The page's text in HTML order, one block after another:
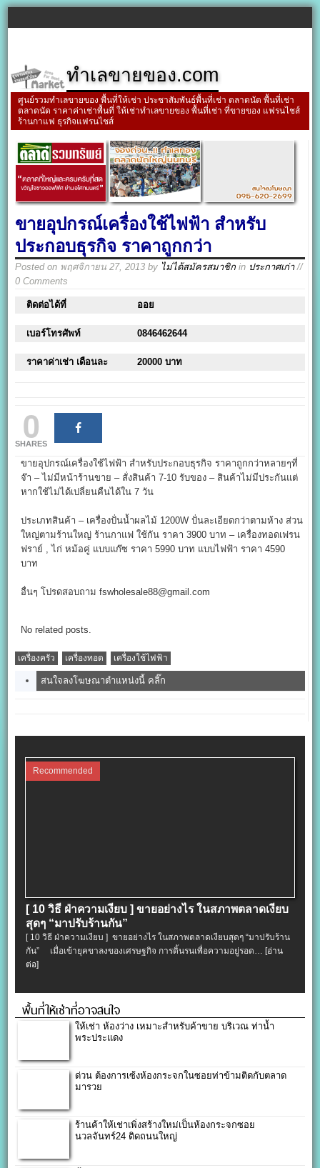
ทำเลขายของ.com
ศูนย์รวมทำเลขายของ พื้นที่ให้เช่า ประชาสัมพันธ์พื้นที่เช่า ตลาดนัด พื้นที่เช่า
ตลาดนัด ราคาค่าเช่าพื้นที่ ให้เช่าทำเลขายของ พื้นที่เช่า ที่ขายของ แฟรนไชส์
ร้านกาแฟ ธุรกิจแฟรนไชส์
ขายอุปกรณ์เครื่องใช้ไฟฟ้า สำหรับ
ประกอบธุรกิจ ราคาถูกกว่า
Posted on พฤศจิกายน 27, 2013 by ไม่ได้สมัครสมาชิก in ประกาศเก่า//
0 Comments
ติดต่อได้ที่ ออย
เบอร์โทรศัพท์ 0846462644
ราคาค่าเช่า เดือนละ 20000 บาท
0
SHARES
ขายอุปกรณ์เครื่องใช้ไฟฟ้า สำหรับประกอบธุรกิจ ราคาถูกกว่าหลายๆที่
จ๊า – ไม่มีหน้าร้านขาย – สั่งสินค้า 7-10 รับของ – สินค้าไม่มีประกันแต่
หากใช้ไม่ได้เปลี่ยนคืนได้ใน 7 วัน
ประเภทสินค้า – เครื่องปั่นน้ำผลไม้ 1200W ปั่นละเอียดกว่าตามห้าง ส่วน
ใหญ่ตามร้านใหญ่ ร้านกาแฟ ใช้กัน ราคา 3900 บาท – เครื่องทอดเฟรน
ฟราย์ , ไก่ หม้อคู่ แบบแก๊ซ ราคา 5990 บาท แบบไฟฟ้า ราคา 4590
บาท
อื่นๆ โปรดสอบถาม fswholesale88@gmail.com
No related posts.
เครื่องครัว เครื่องทอด เครื่องใช้ไฟฟ้า
สนใจลงโฆษณาตำแหน่งนี้ คลิ๊ก
Recommended
[ 10 วิธี ฝ่าความเงียบ ] ขายอย่างไร ในสภาพตลาดเงียบ
สุดๆ “มาปรับร้านกัน”
[ 10 วิธี ฝ่าความเงียบ ] ขายอย่างไร ในสภาพตลาดเงียบสุดๆ “มาปรับร้าน
กัน” เมื่อเข้ายุคขาลงของเศรษฐกิจ การดิ้นรนเพื่อความอยู่รอด… [อ่าน
ต่อ]
พื้นที่ให้เช่าที่อาจสนใจ
ให้เช่า ห้องว่าง เหมาะสำหรับค้าขาย บริเวณ ท่าน้ำ
พระประแดง
ด่วน ต้องการเซ้งห้องกระจกในซอยท่าข้ามติดกับตลาด
มารวย
ร้านค้าให้เช่าเพิ่งสร้างใหม่เป็นห้องกระจกซอย
นวลจันทร์24 ติดถนนใหญ่